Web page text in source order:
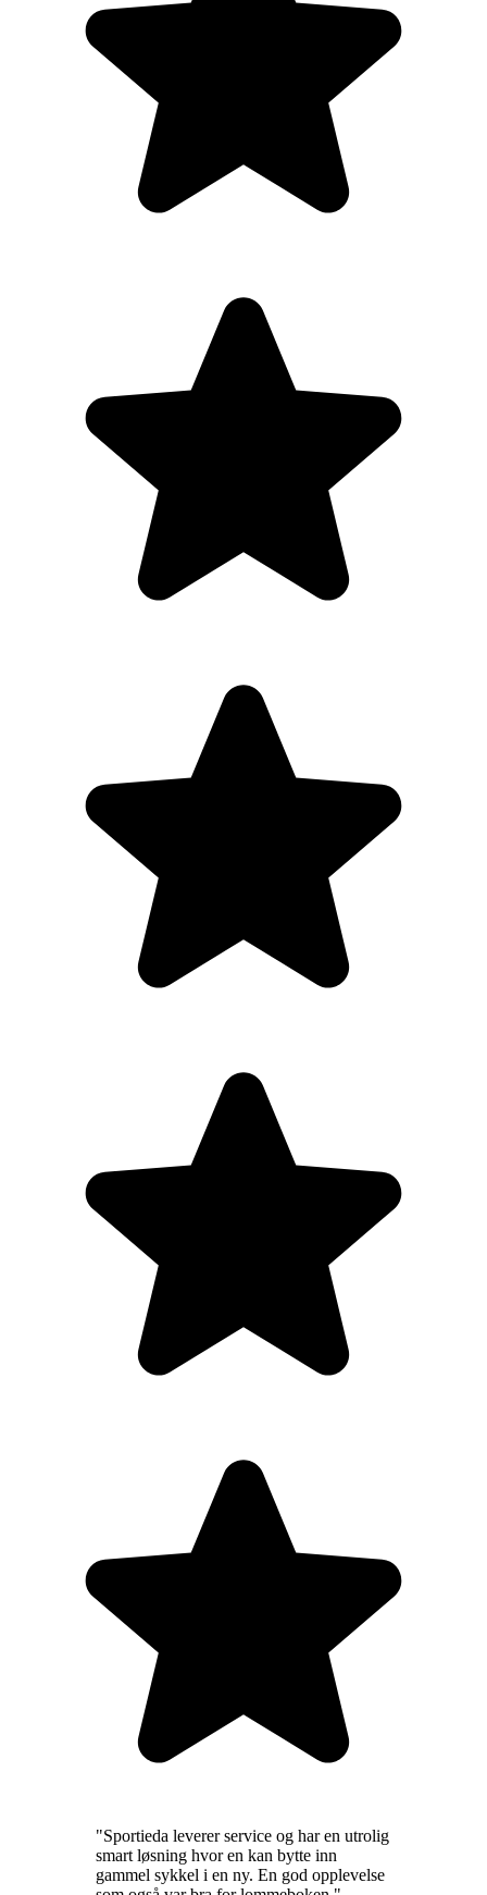
"Sportieda leverer service og har en utrolig
smart løsning hvor en kan bytte inn
gammel sykkel i en ny. En god opplevelse